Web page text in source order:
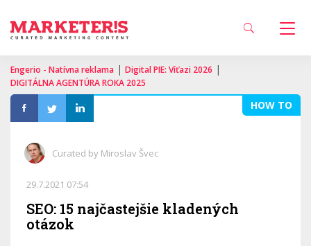
Engerio - Natívna reklama | Digital PIE: Víťazi 2026 |
DIGITÁLNA AGENTÚRA ROKA 2025
HOW TO
Curated by Miroslav Švec
29.7.2021 07:54
SEO: 15 najčastejšie kladených
otázok